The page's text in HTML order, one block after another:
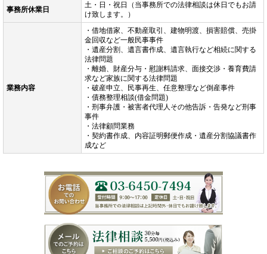
事務所休業日
土・日・祝日（当事務所での法律相談は休日でもお請
け致します。）
業務内容
・借地借家、不動産取引、建物明渡、損害賠償、売掛
金回収など一般民事事件
・遺産分割、遺言書作成、遺言執行など相続に関する
法律問題
・離婚、財産分与・慰謝料請求、面接交渉・養育費請
求など家族に関する法律問題
・破産申立、民事再生、任意整理など倒産事件
・債務整理相談(借金問題)
・刑事弁護・被害者代理人その他告訴・告発など刑事
事件
・法律顧問業務
・契約書作成、内容証明郵便作成・遺産分割協議書作
成など